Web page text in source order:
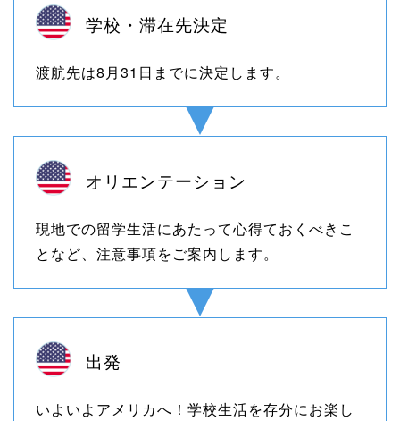
学校・滞在先決定
渡航先は8月31日までに決定します。
オリエンテーション
現地での留学生活にあたって心得ておくべきこ
となど、注意事項をご案内します。
出発
いよいよアメリカへ！学校生活を存分にお楽し